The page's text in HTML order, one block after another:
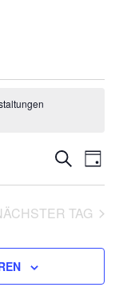
SUCHETAG
TAG